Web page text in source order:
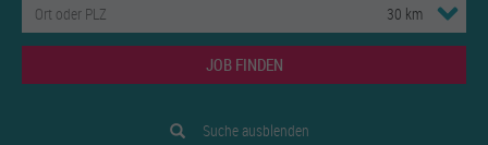
JOB FINDEN
Suche ausblenden